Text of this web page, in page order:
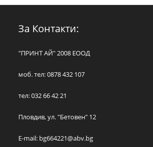
За Контакти:
"ПРИНТ АЙ" 2008 ЕООД
моб. тел: 0878 432 107
тел: 032 66 42 21
Пловдив, ул. "Бетовен" 12
E-mail: bg664221@abv.bg